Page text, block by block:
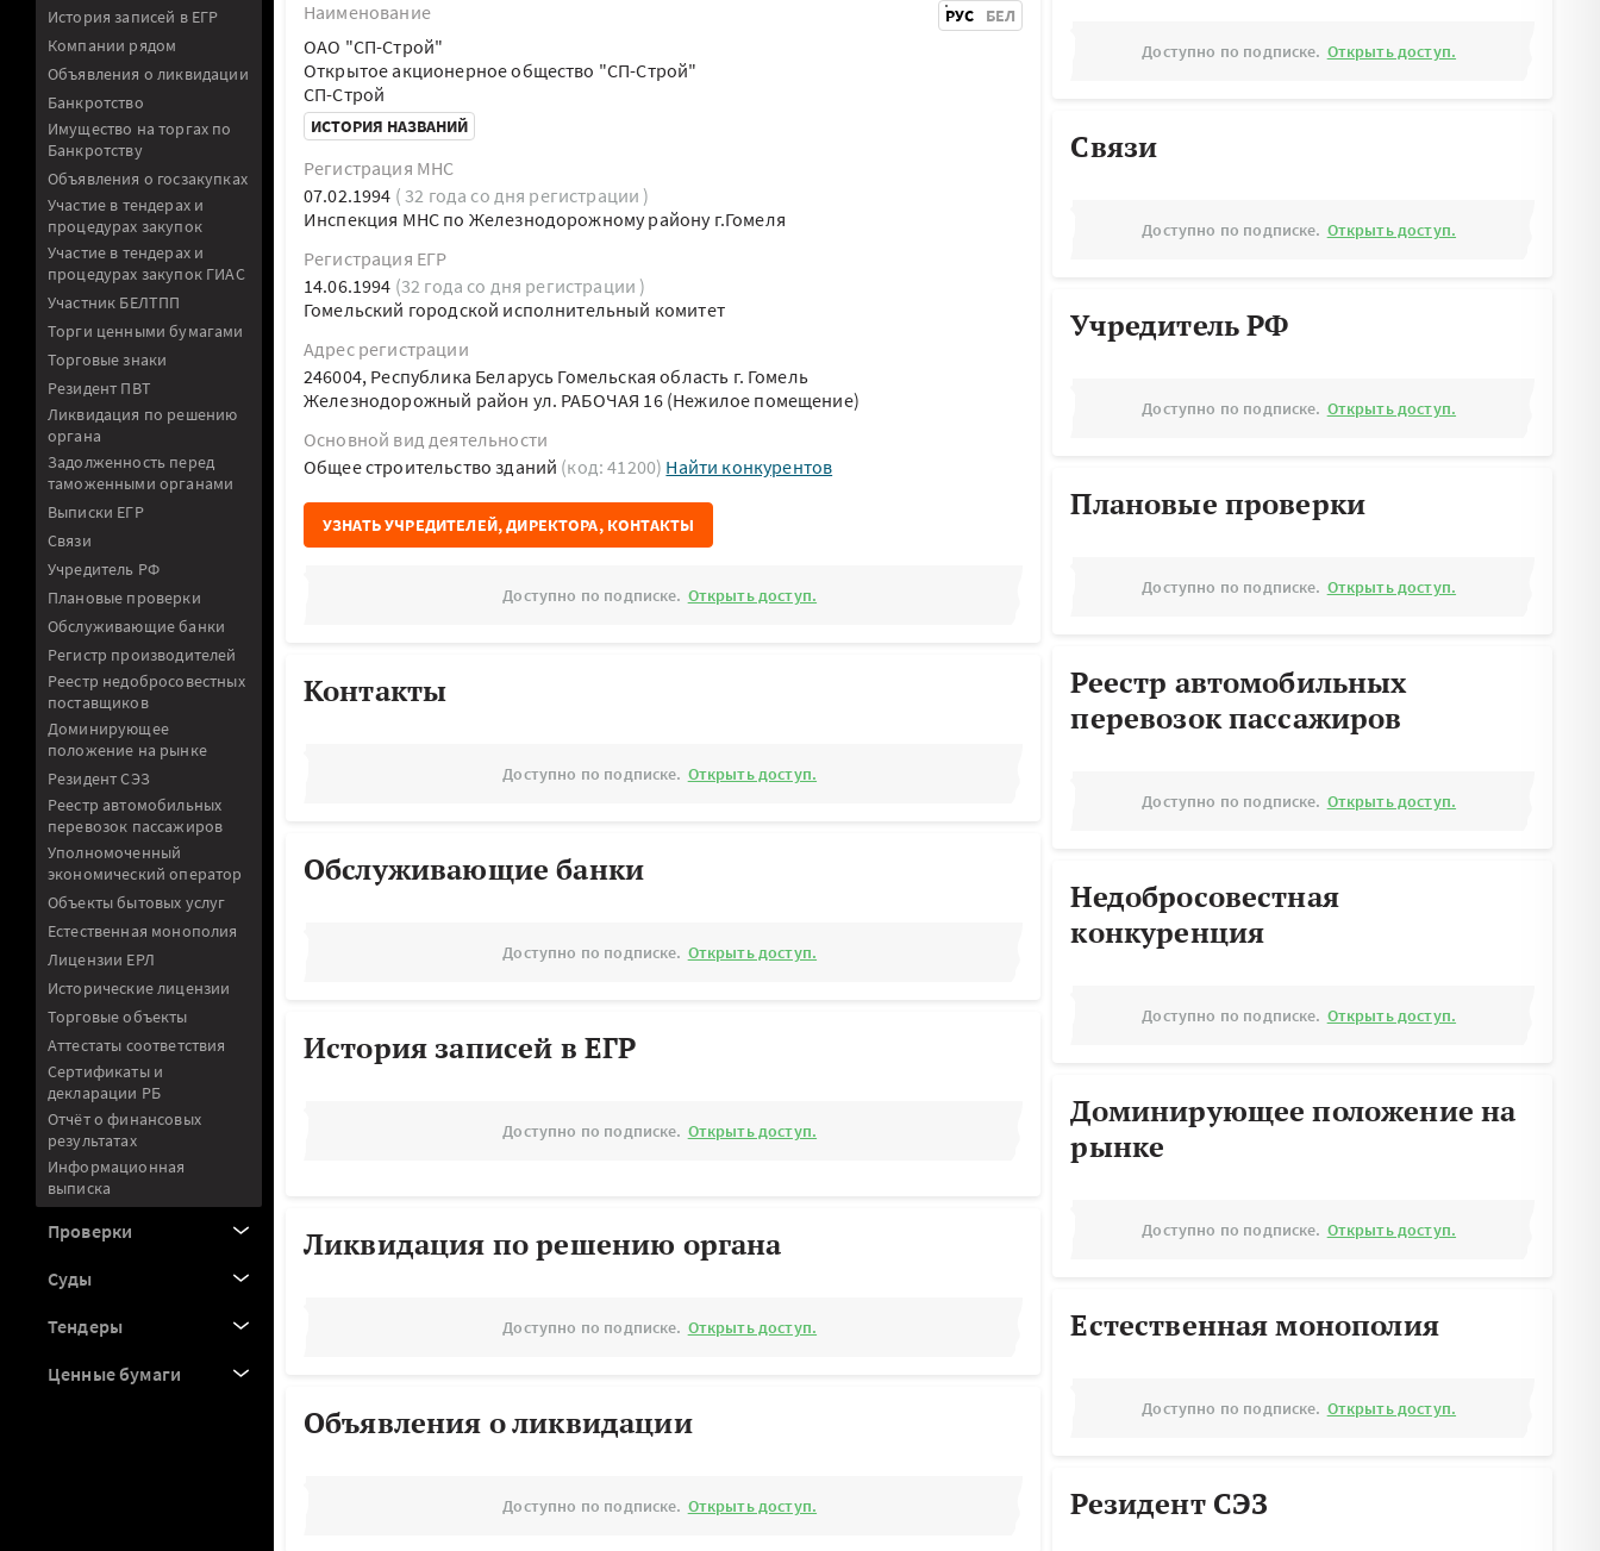
История записей в ЕГР
Компании рядом
Объявления о ликвидации
Банкротство
Имущество на торгах по
Банкротству
Объявления о госзакупках
Участие в тендерах и
процедурах закупок
Участие в тендерах и
процедурах закупок ГИАС
Участник БЕЛТПП
Торги ценными бумагами
Торговые знаки
Резидент ПВТ
Ликвидация по решению
органа
Задолженность перед
таможенными органами
Выписки ЕГР
Связи
Учредитель РФ
Плановые проверки
Обслуживающие банки
Регистр производителей
Реестр недобросовестных
поставщиков
Доминирующее
положение на рынке
Резидент СЭЗ
Реестр автомобильных
перевозок пассажиров
Уполномоченный
экономический оператор
Объекты бытовых услуг
Естественная монополия
Лицензии ЕРЛ
Исторические лицензии
Торговые объекты
Аттестаты соответствия
Сертификаты и
декларации РБ
Отчёт о финансовых
результатах
Информационная
выписка
Проверки
Суды
Тендеры
Ценные бумаги
Наименование
РУС БЕЛ
ОАО "СП-Строй"
Открытое акционерное общество "СП-Строй"
СП-Строй
ИСТОРИЯ НАЗВАНИЙ
Регистрация МНС
07.02.1994 ( 32 года со дня регистрации )
Инспекция МНС по Железнодорожному району г.Гомеля
Регистрация ЕГР
14.06.1994 (32 года со дня регистрации )
Гомельский городской исполнительный комитет
Адрес регистрации
246004, Республика Беларусь Гомельская область г. Гомель
Железнодорожный район ул. РАБОЧАЯ 16 (Нежилое помещение)
Основной вид деятельности
Общее строительство зданий (код: 41200) Найти конкурентов
УЗНАТЬ УЧРЕДИТЕЛЕЙ, ДИРЕКТОРА, КОНТАКТЫ
Доступно по подписке. Открыть доступ.
Контакты
Доступно по подписке. Открыть доступ.
Обслуживающие банки
Доступно по подписке. Открыть доступ.
История записей в ЕГР
Доступно по подписке. Открыть доступ.
Ликвидация по решению органа
Доступно по подписке. Открыть доступ.
Объявления о ликвидации
Доступно по подписке. Открыть доступ.
Доступно по подписке. Открыть доступ.
Связи
Доступно по подписке. Открыть доступ.
Учредитель РФ
Доступно по подписке. Открыть доступ.
Плановые проверки
Доступно по подписке. Открыть доступ.
Реестр автомобильных
перевозок пассажиров
Доступно по подписке. Открыть доступ.
Недобросовестная
конкуренция
Доступно по подписке. Открыть доступ.
Доминирующее положение на
рынке
Доступно по подписке. Открыть доступ.
Естественная монополия
Доступно по подписке. Открыть доступ.
Резидент СЭЗ